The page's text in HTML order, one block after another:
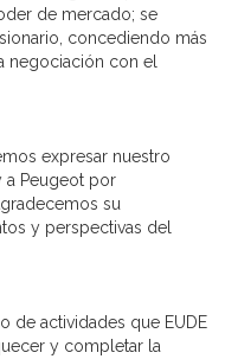
de mercado; se
concediendo más
negociación con el
expresar nuestro
Peugeot por
su
y perspectivas del
de actividades que EUDE
y completar la